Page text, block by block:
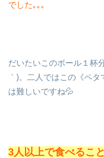
でした｡｡｡
だいたいこのボール１杯
｀)。二人ではこの《ペ
は難しいですね💦
3人以上で食べるこ